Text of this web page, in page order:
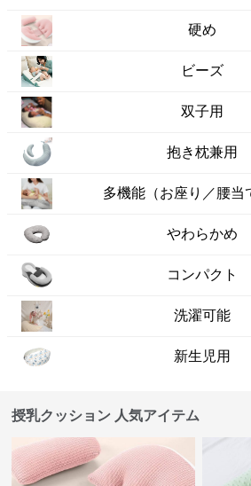
硬め
ビーズ
双子用
抱き枕兼用
多機能（お座り／腰当
やわらかめ
コンパクト
洗濯可能
新生児用
授乳クッション 人気アイテム